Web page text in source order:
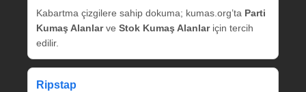
Kabartma çizgilere sahip dokuma; kumas.org’ta Parti
Kumaş Alanlarve Stok Kumaş Alanlariçin tercih
edilir.
Ripstap